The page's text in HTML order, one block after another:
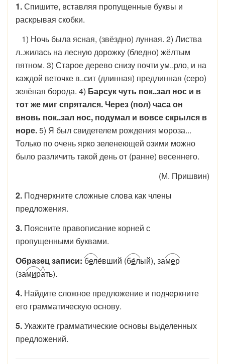
1.Спишите, вставляя пропущенные буквы и
раскрывая скобки.
1) Ночь была ясная, (звёздно) лунная. 2) Листва
л..жилась на лесную дорожку (бледно) жёлтым
пятном. 3) Старое дерево снизу почти ум..рло, и на
каждой веточке в..сит (длинная) предлинная (серо)
зелёная борода. 4) Барсук чуть пок..зал нос и в
тот же миг спрятался. Через (пол) часа он
вновь пок..зал нос, подумал и вовсе скрылся в
норе.5) Я был свидетелем рождения мороза...
Только по очень ярко зеленеющей озими можно
было различить такой день от (ранне) весеннего.
(М. Пришвин)
2. Подчеркните сложные слова как члены
предложения.
3. Поясните правописание корней с
пропущенными буквами.
Образец записи: беле́вший (бе́лый), замер
(замирать).
4. Найдите сложное предложение и подчеркните
его грамматическую основу.
5.Укажите грамматические основы выделенных
предложений.